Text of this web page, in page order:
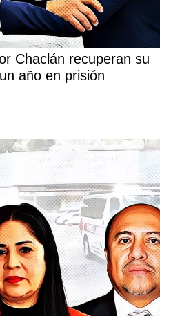
Chaclán recuperan su
año en prisión